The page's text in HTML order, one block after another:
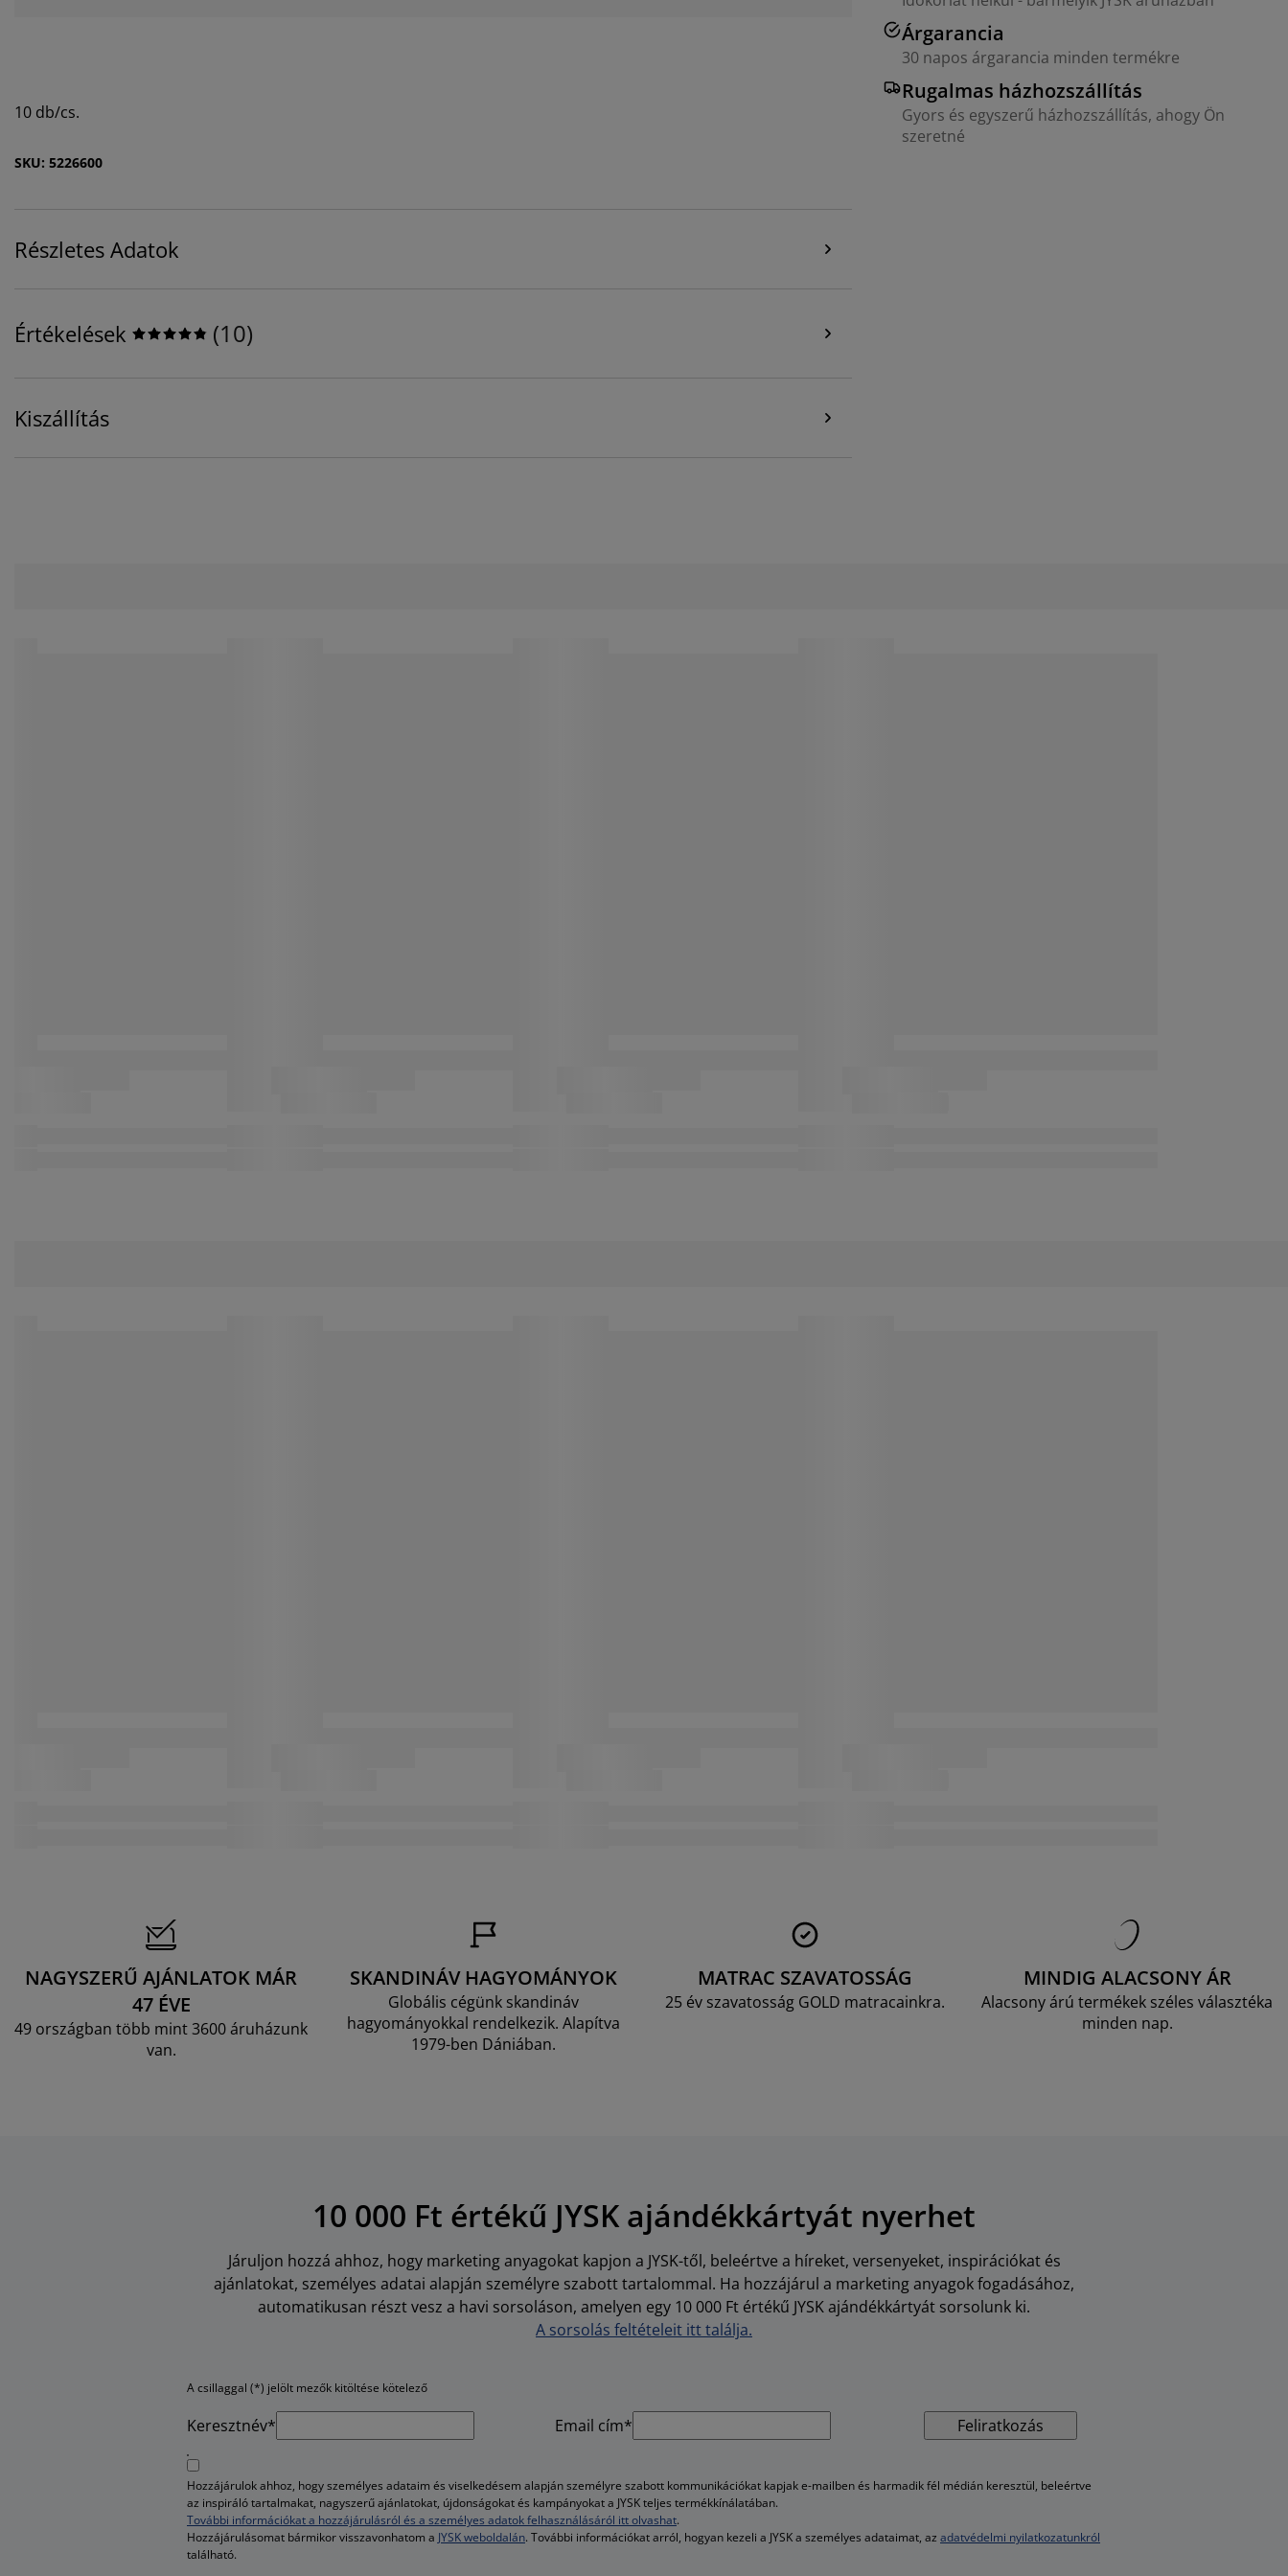
Árgarancia
30 napos árgarancia minden termékre
Rugalmas házhozszállítás
Gyors és egyszerű házhozszállítás, ahogy Ön
szeretné
10 db/cs.
SKU: 5226600
Részletes Adatok
Értékelések (10)
Kiszállítás
NAGYSZERŰ AJÁNLATOK MÁR
47 ÉVE
49 országban több mint 3600 áruházunk
van.
SKANDINÁV HAGYOMÁNYOK
Globális cégünk skandináv
hagyományokkal rendelkezik. Alapítva
1979-ben Dániában.
MATRAC SZAVATOSSÁG
25 év szavatosság GOLD matracainkra.
MINDIG ALACSONY ÁR
Alacsony árú termékek széles választéka
minden nap.
10 000 Ft értékű JYSK ajándékkártyát nyerhet
Járuljon hozzá ahhoz, hogy marketing anyagokat kapjon a JYSK-től, beleértve a híreket, versenyeket, inspirációkat és
ajánlatokat, személyes adatai alapján személyre szabott tartalommal. Ha hozzájárul a marketing anyagok fogadásához,
automatikusan részt vesz a havi sorsoláson, amelyen egy 10 000 Ft értékű JYSK ajándékkártyát sorsolunk ki.
A sorsolás feltételeit itt találja.
A csillaggal (*) jelölt mezők kitöltése kötelező
Keresztnév* Email cím* Feliratkozás
Hozzájárulok ahhoz, hogy személyes adataim és viselkedésem alapján személyre szabott kommunikációkat kapjak e-mailben és harmadik fél médián keresztül, beleértve
az inspiráló tartalmakat, nagyszerű ajánlatokat, újdonságokat és kampányokat a JYSK teljes termékkínálatában.
További információkat a hozzájárulásról és a személyes adatok felhasználásáról itt olvashat.
Hozzájárulásomat bármikor visszavonhatom a JYSK weboldalán. További információkat arról, hogyan kezeli a JYSK a személyes adataimat, az adatvédelmi nyilatkozatunkról
található.